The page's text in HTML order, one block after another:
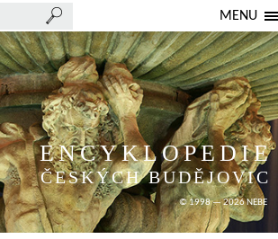
MENU
ENCYKLOPEDIE
ČESKÝCH BUDĚJOVIC
© 1998 — 2026 NEBE